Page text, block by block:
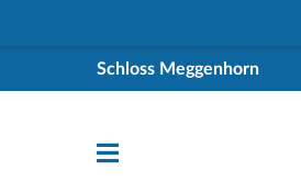
Schloss Meggenhorn